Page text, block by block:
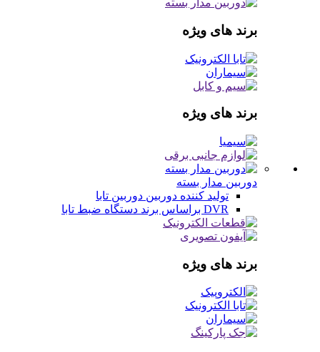
برند های ویژه
برند های ویژه
دوربین مدار بسته
تولید کننده دوربین دوربین تابا
DVR براساس برند
دستگاه ضبط تابا
برند های ویژه